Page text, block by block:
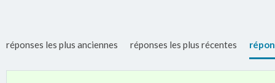
réponses les plus anciennes réponses les plus récentes